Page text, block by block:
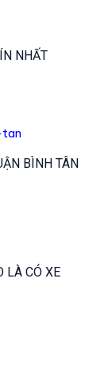
NHẤT
BÌNH TÂN
LÀ CÓ XE